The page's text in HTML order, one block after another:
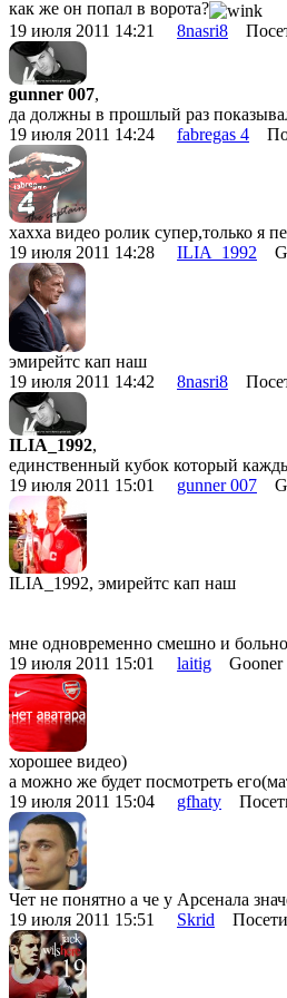
как же он попал в ворота?
19 июля 2011 14:21 8nasri8
gunner 007,
да должны в прошлый раз
19 июля 2011 14:24 fabregas 4
хахха видео ролик супер,только я
19 июля 2011 14:28 ILIA_1992
эмирейтс кап наш
19 июля 2011 14:42 8nasri8
ILIA_1992,
единственный кубок который
19 июля 2011 15:01 gunner 007
ILIA_1992, эмирейтс кап наш
мне одновременно смешно и больно
19 июля 2011 15:01 laitig Gooner
хорошее видео)
а можно же будет посмотреть
19 июля 2011 15:04 gfhaty
Чет не понятно а че у Арсенала
19 июля 2011 15:51 Skrid